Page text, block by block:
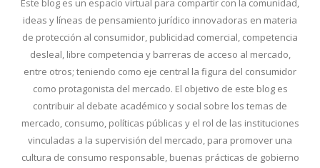
Este blog es un espacio virtual para compartir con la comunidad,
ideas y líneas de pensamiento jurídico innovadoras en materia
de protección al consumidor, publicidad comercial, competencia
desleal, libre competencia y barreras de acceso al mercado,
entre otros; teniendo como eje central la figura del consumidor
como protagonista del mercado. El objetivo de este blog es
contribuir al debate académico y social sobre los temas de
mercado, consumo, políticas públicas y el rol de las instituciones
vinculadas a la supervisión del mercado, para promover una
cultura de consumo responsable, buenas prácticas de gobierno